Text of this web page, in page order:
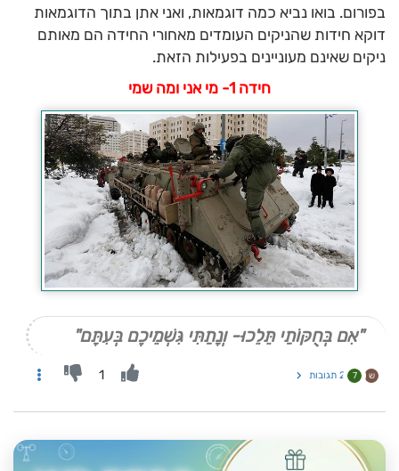
בפורום. בואו נביא כמה דוגמאות, ואני אתן בתוך הדוגמאות
דוקא חידות שהניקים העומדים מאחורי החידה הם מאותם
ניקים שאינם מעוניינים בפעילות הזאת.
חידה 1- מי אני ומה שמי
"אִם בְּחֻקּוֹתַי תֵּלֵכוּ- וְנָתַתִּי גִּשְׁמֵיכֶם בְּעִתָּם"
ש 7 2 תגובות 1